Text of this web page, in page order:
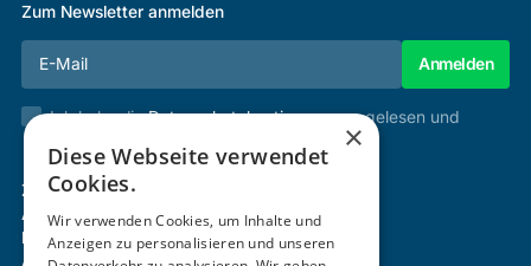
Zum Newsletter anmelden
Ich habe dieDatenschutzbestimmungengelesen und
Zertifizierung & Verifikation
Akademie
Mitgliedschaft
Aktivitäten
×
Diese Webseite verwendet
Cookies.
Wir verwenden Cookies, um Inhalte und
Anzeigen zu personalisieren und unseren